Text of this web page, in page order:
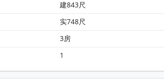
建843尺
实748尺
3房
1